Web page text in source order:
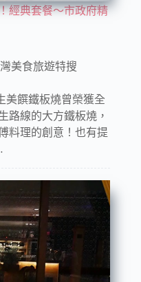
經典套餐～市政府精
美食旅遊特搜
美饌鐵板燒曾榮獲全
路線的大方鐵板燒，
料理的創意！也有提